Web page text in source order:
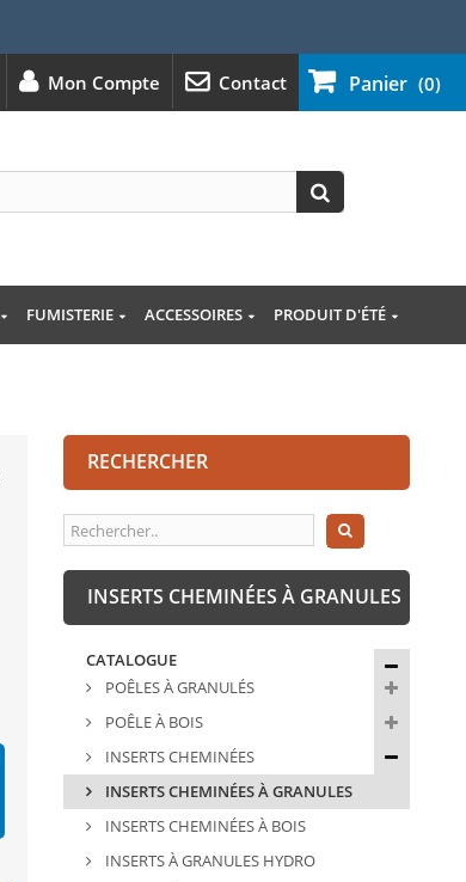
Panier (0)
Contact
Mon Compte
FUMISTERIE ACCESSOIRES PRODUIT D'ÉTÉ
RECHERCHER
INSERTS CHEMINÉES À GRANULES
CATALOGUE
POÊLES À GRANULÉS
POÊLE À BOIS
INSERTS CHEMINÉES
INSERTS CHEMINÉES À GRANULES
INSERTS CHEMINÉES À BOIS
INSERTS À GRANULES HYDRO